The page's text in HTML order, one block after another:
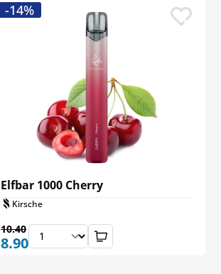
Elfbar 1000 Cherry
Kirsche
8.90
10.40
-14%